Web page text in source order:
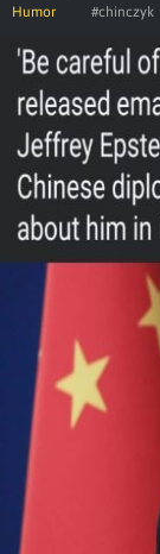
Humor #chinczyk